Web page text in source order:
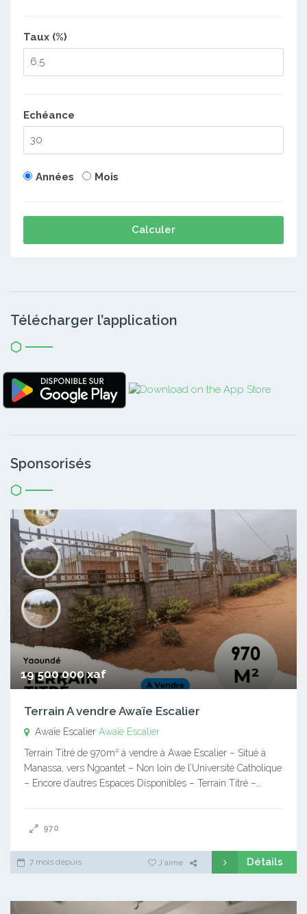
Taux (%)
Echéance
Années Mois
Calculer
Télécharger l’application
Sponsorisés
19 500 000 xaf
Terrain A vendre Awaïe Escalier
Awaïe Escalier Awaïe Escalier
Terrain Titré de 970m² à vendre à Awae Escalier – Situé à
Manassa, vers Ngoantet – Non loin de l’Université Catholique
– Encore d’autres Espaces Disponibles – Terrain Titré –…
970
7 mois depuis J'aime Détails